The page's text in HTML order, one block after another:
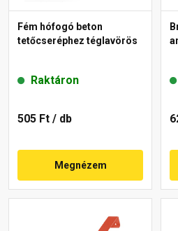
Fém hófogó beton
tetőcseréphez téglavörös
Raktáron
505 Ft / db
Megnézem